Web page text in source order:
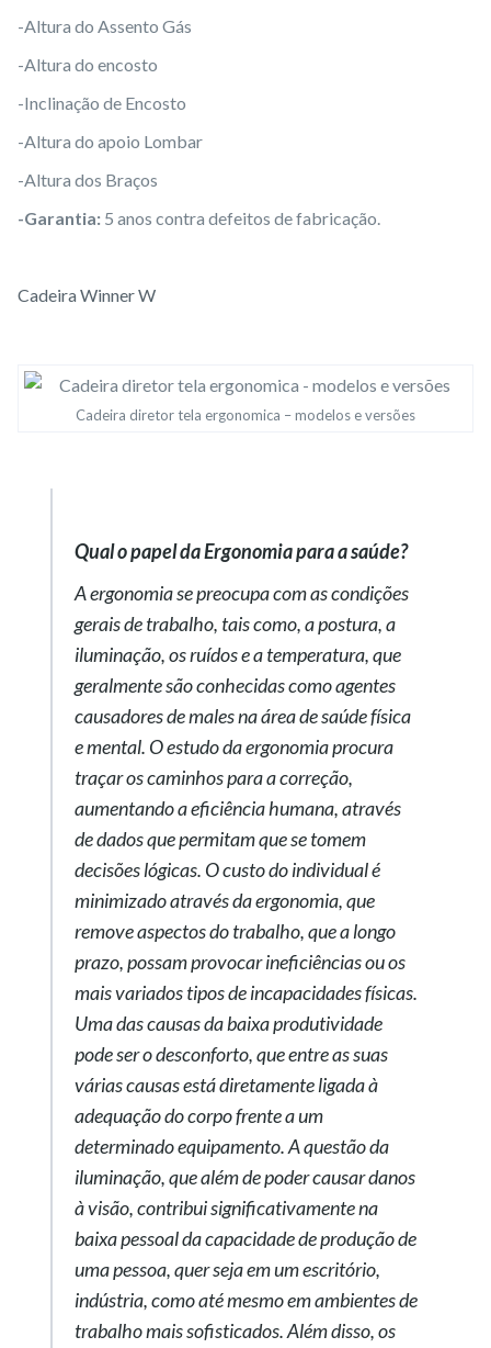
-Altura do Assento Gás
-Altura do encosto
-Inclinação de Encosto
-Altura do apoio Lombar
-Altura dos Braços
-Garantia: 5 anos contra defeitos de fabricação.
Cadeira Winner W
Cadeira diretor tela ergonomica – modelos e versões
Qual o papel da Ergonomia para a saúde?
A ergonomia se preocupa com as condições
gerais de trabalho, tais como, a postura, a
iluminação, os ruídos e a temperatura, que
geralmente são conhecidas como agentes
causadores de males na área de saúde física
e mental. O estudo da ergonomia procura
traçar os caminhos para a correção,
aumentando a eficiência humana, através
de dados que permitam que se tomem
decisões lógicas. O custo do individual é
minimizado através da ergonomia, que
remove aspectos do trabalho, que a longo
prazo, possam provocar ineficiências ou os
mais variados tipos de incapacidades físicas.
Uma das causas da baixa produtividade
pode ser o desconforto, que entre as suas
várias causas está diretamente ligada à
adequação do corpo frente a um
determinado equipamento. A questão da
iluminação, que além de poder causar danos
à visão, contribui significativamente na
baixa pessoal da capacidade de produção de
uma pessoa, quer seja em um escritório,
indústria, como até mesmo em ambientes de
trabalho mais sofisticados. Além disso, os